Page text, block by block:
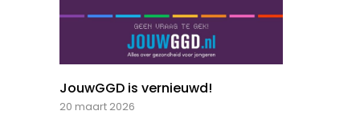
JouwGGD is vernieuwd!
20 maart 2026